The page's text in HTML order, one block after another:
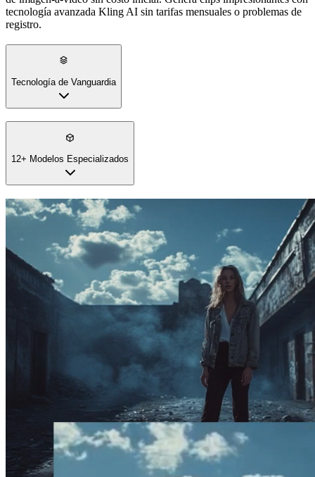
Kling entrega movimientos suaves de cámara, movimiento realista y
calidad profesional. Transforma imágenes con controles sofisticados
de generador de video que superan herramientas básicas para
creación lista para difusión.
12+ Modelos Especializados